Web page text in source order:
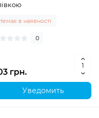
в наявності
0
грн.
Уведомить